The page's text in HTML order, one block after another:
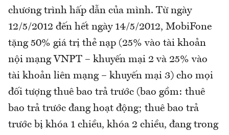
chương trình hấp dẫn của mình. Từ ngày
12/5/2012 đến hết ngày 14/5/2012, MobiFone
tặng 50% giá trị thẻ nạp (25% vào tài khoản
nội mạng VNPT – khuyến mại 2 và 25% vào
tài khoản liên mạng – khuyến mại 3) cho mọi
đối tượng thuê bao trả trước (bao gồm: thuê
bao trả trước đang hoạt động; thuê bao trả
trước bị khóa 1 chiều, khóa 2 chiều, đang trong